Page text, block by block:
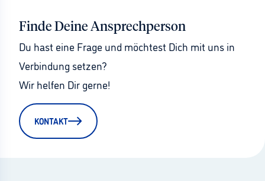
Finde Deine Ansprechperson
Du hast eine Frage und möchtest Dich mit uns in
Verbindung setzen?
Wir helfen Dir gerne!
KONTAKT